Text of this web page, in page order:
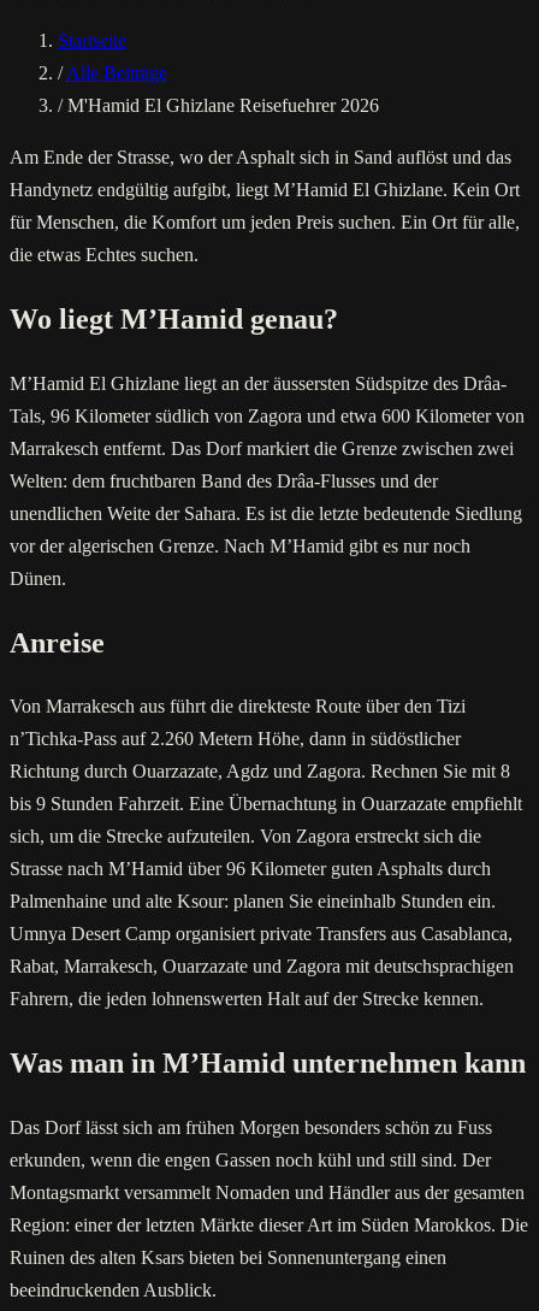
Startseite
/ Alle Beiträge
/ M'Hamid El Ghizlane Reisefuehrer 2026
Am Ende der Strasse, wo der Asphalt sich in Sand auflöst und das
Handynetz endgültig aufgibt, liegt M’Hamid El Ghizlane. Kein Ort
für Menschen, die Komfort um jeden Preis suchen. Ein Ort für alle,
die etwas Echtes suchen.
Wo liegt M’Hamid genau?
M’Hamid El Ghizlane liegt an der äussersten Südspitze des Drâa-
Tals, 96 Kilometer südlich von Zagora und etwa 600 Kilometer von
Marrakesch entfernt. Das Dorf markiert die Grenze zwischen zwei
Welten: dem fruchtbaren Band des Drâa-Flusses und der
unendlichen Weite der Sahara. Es ist die letzte bedeutende Siedlung
vor der algerischen Grenze. Nach M’Hamid gibt es nur noch
Dünen.
Anreise
Von Marrakesch aus führt die direkteste Route über den Tizi
n’Tichka-Pass auf 2.260 Metern Höhe, dann in südöstlicher
Richtung durch Ouarzazate, Agdz und Zagora. Rechnen Sie mit 8
bis 9 Stunden Fahrzeit. Eine Übernachtung in Ouarzazate empfiehlt
sich, um die Strecke aufzuteilen. Von Zagora erstreckt sich die
Strasse nach M’Hamid über 96 Kilometer guten Asphalts durch
Palmenhaine und alte Ksour: planen Sie eineinhalb Stunden ein.
Umnya Desert Camp organisiert private Transfers aus Casablanca,
Rabat, Marrakesch, Ouarzazate und Zagora mit deutschsprachigen
Fahrern, die jeden lohnenswerten Halt auf der Strecke kennen.
Was man in M’Hamid unternehmen kann
Das Dorf lässt sich am frühen Morgen besonders schön zu Fuss
erkunden, wenn die engen Gassen noch kühl und still sind. Der
Montagsmarkt versammelt Nomaden und Händler aus der gesamten
Region: einer der letzten Märkte dieser Art im Süden Marokkos. Die
Ruinen des alten Ksars bieten bei Sonnenuntergang einen
beeindruckenden Ausblick.